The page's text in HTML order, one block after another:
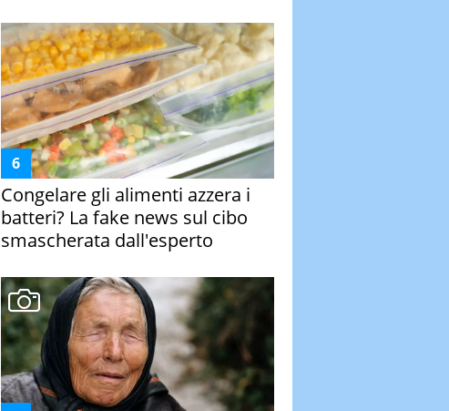
Congelare gli alimenti azzera i
batteri? La fake news sul cibo
smascherata dall'esperto